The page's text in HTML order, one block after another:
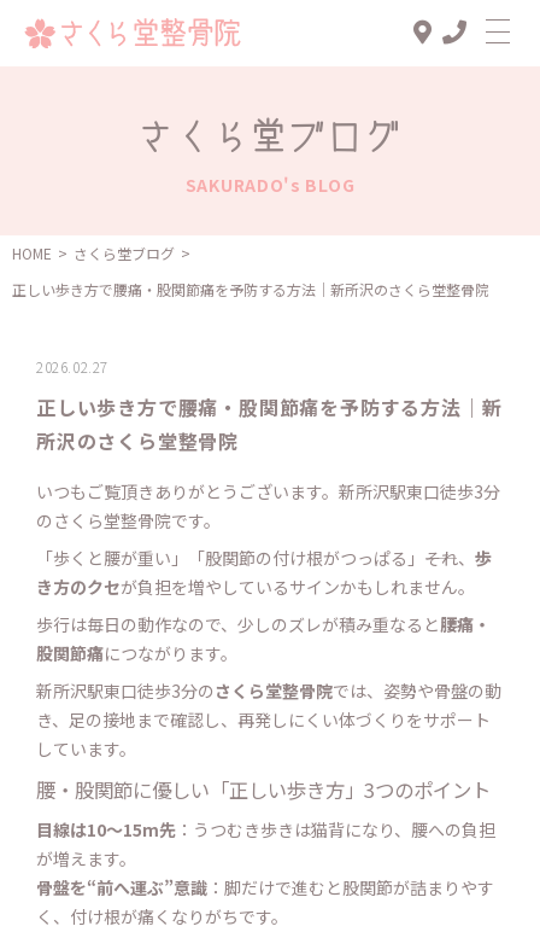
診療メニュー
患者様の声
お知らせ
さくら堂ブログ
SAKURADO's BLOG
HOME > さくら堂ブログ >
正しい歩き方で腰痛・股関節痛を予防する方法｜新所沢のさくら堂整骨院
2026.02.27
正しい歩き方で腰痛・股関節痛を予防する方法｜新
所沢のさくら堂整骨院
いつもご覧頂きありがとうございます。新所沢駅東口徒歩3分
のさくら堂整骨院です。
「歩くと腰が重い」「股関節の付け根がつっぱる」――それ、 歩
き方のクセが負担を増やしているサインかもしれません。
歩行は毎日の動作なので、少しのズレが積み重なると腰痛・
股関節痛につながります。
新所沢駅東口徒歩3分の さくら堂整骨院では、姿勢や骨盤の動
き、足の接地まで確認し、再発しにくい体づくりをサポート
しています。
腰・股関節に優しい「正しい歩き方」3つのポイント
目線は10〜15m先 ：うつむき歩きは猫背になり、腰への負担
が増えます。
骨盤を“前へ運ぶ”意識 ：脚だけで進むと股関節が詰まりやす
く、付け根が痛くなりがちです。